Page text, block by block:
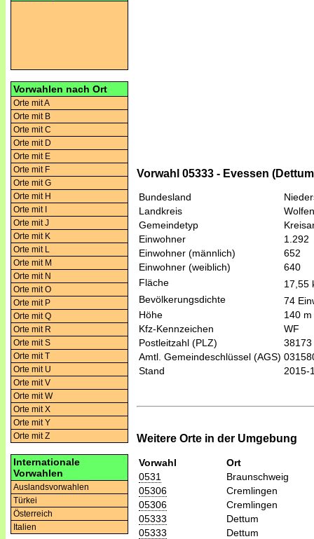
Vorwahlen nach Ort
Orte mit A
Orte mit B
Orte mit C
Orte mit D
Orte mit E
Orte mit F
Orte mit G
Orte mit H
Orte mit I
Orte mit J
Orte mit K
Orte mit L
Orte mit M
Orte mit N
Orte mit O
Orte mit P
Orte mit Q
Orte mit R
Orte mit S
Orte mit T
Orte mit U
Orte mit V
Orte mit W
Orte mit X
Orte mit Y
Orte mit Z
Internationale
Vorwahlen
Auslandsvorwahlen
Türkei
Österreich
Italien
Vorwahl 05333 - Evessen
Bundesland
Landkreis
Gemeindetyp
Einwohner
1.292
Einwohner (männlich)
652
Einwohner (weiblich)
640
Fläche
17,55
Bevölkerungsdichte
74
Höhe
140
Kfz-Kennzeichen
WF
Postleitzahl (PLZ)
38173
Amtl. Gemeindeschlüssel (AGS)
Stand
2015-
Weitere Orte in der Umgebung
Vorwahl
Ort
0531
Braunschweig
05306
Cremlingen
05306
Cremlingen
05333
Dettum
05333
Dettum